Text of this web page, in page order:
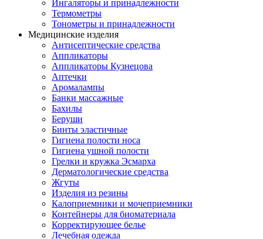
Ингаляторы и принадлежности
Термометры
Тонометры и принадлежности
Медицинские изделия
Антисептические средства
Аппликаторы
Аппликаторы Кузнецова
Аптечки
Аромалампы
Банки массажные
Бахилы
Беруши
Бинты эластичные
Гигиена полости носа
Гигиена ушной полости
Грелки и кружка Эсмарха
Дерматологические средства
Жгуты
Изделия из резины
Калоприемники и мочеприемники
Контейнеры для биоматериала
Корректирующее белье
Лечебная одежда